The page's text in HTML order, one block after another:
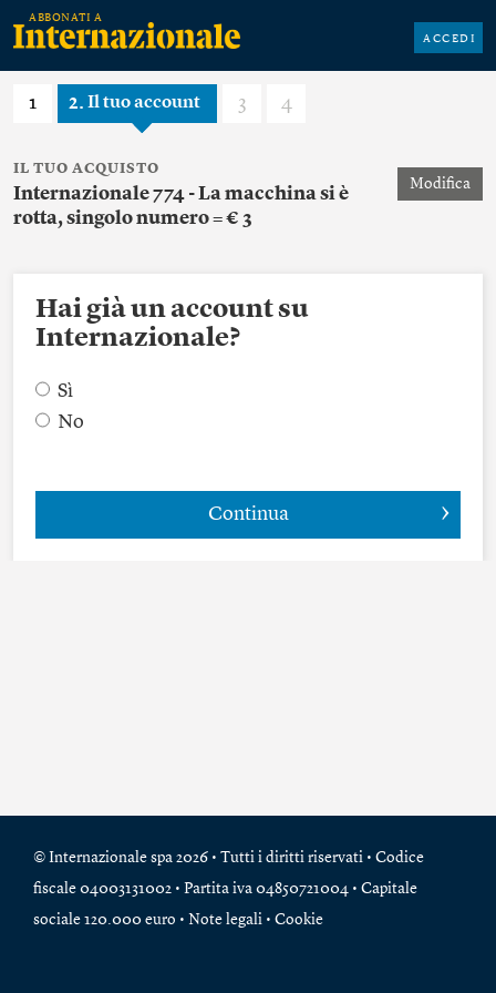
ACCEDI
1 2 Il tuo account 3 4
IL TUO ACQUISTO
Internazionale 774 - La macchina si è
rotta, singolo numero = € 3
Modifica
Hai già un account su
Internazionale?
Sì
No
Continua
© Internazionale spa 2026 • Tutti i diritti riservati • Codice
fiscale 04003131002 • Partita iva 04850721004 • Capitale
sociale 120.000 euro • Note legali • Cookie